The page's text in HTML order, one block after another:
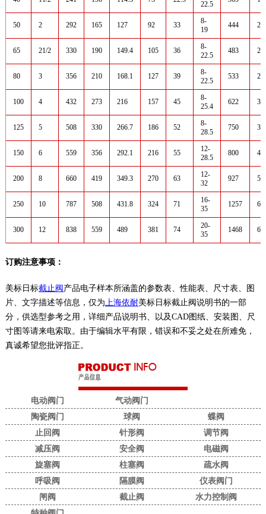
22.5
50 2 292 165 127 92 33
8-
19
444
65 21/2 330 190 149.4 105 36
8-
22.5
483
80 3 356 210 168.1 127 39
8-
22.5
533
100 4 432 273 216 157 45
8-
25.4
622
125 5 508 330 266.7 186 52
8-
28.5
750
150 6 559 356 292.1 216 55
12-
28.5
800
200 8 660 419 349.3 270 63
12-
32
927
250 10 787 508 431.8 324 71
16-
35
1257
300 12 838 559 489 381 74
20-
35
1468
订购注意事项：
美标日标截止阀 产品电子样本所涵盖的参数表、性能表、尺寸表、图
片、文字描述等信息，仅为上海依耐美标日标截止阀说明书的一部
分，供选型参考之用，详细产品说明书、以及CAD图纸、安装图、尺
寸图等请来电索取。由于编辑水平有限，错误和不妥之处在所难免，
真诚希望您批评指正。
电动阀门
气动阀门
陶瓷阀门
球阀
蝶阀
止回阀
针形阀
调节阀
减压阀
安全阀
电磁阀
旋塞阀
柱塞阀
疏水阀
呼吸阀
隔膜阀
仪表阀门
闸阀
截止阀
水力控制阀